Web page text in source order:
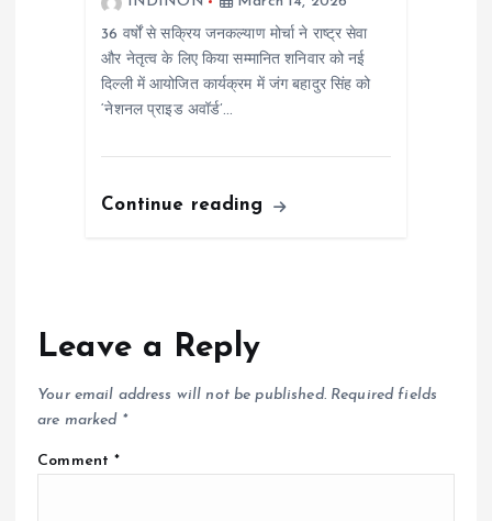
36 वर्षों से सक्रिय जनकल्याण मोर्चा ने राष्ट्र सेवा
और नेतृत्व के लिए किया सम्मानित शनिवार को नई
दिल्ली में आयोजित कार्यक्रम में जंग बहादुर सिंह को
‘नेशनल प्राइड अवॉर्ड’…
Continue reading
Leave a Reply
Your email address will not be published. Required fields
are marked *
Comment*